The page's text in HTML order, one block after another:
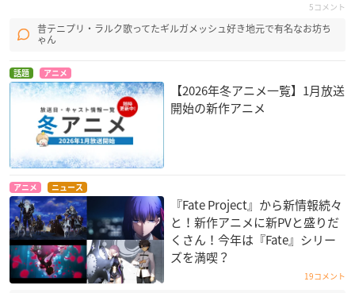
領地ごとこの地に召喚されるも、静かに現状打破を狙う「太陽
王・オジマンディアス」。
己の成すべきことを果たすため、獅子王が統治する“聖都”を目
指すベディヴィエールの前に現れたのは
人理を修復すべくこの地を訪れた人類最後のマスター・藤丸立
香とデミ・サーヴァントのマシュ・キリエライトであった。
ベディヴィエールは藤丸たちと共に、最後の探索へと歩み出
【スタッフ】
原作：奈須きのこ／TYPE-MOON
リードキャラクターデザイナー：武内崇
監督：末澤慧
5コメント
昔テニプリ・ラルク歌ってたギルガメッシュ好き地元で有名なお坊ち
ゃん
話題 アニメ
【2026年冬アニメ一覧】1月放送
開始の新作アニメ
アニメ ニュース
『Fate Project』から新情報続々
と！新作アニメに新PVと盛りだ
くさん！今年は『Fate』シリー
ズを満喫？
19コメント